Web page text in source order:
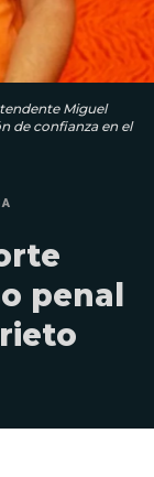
Miguel
de confianza en el
penal